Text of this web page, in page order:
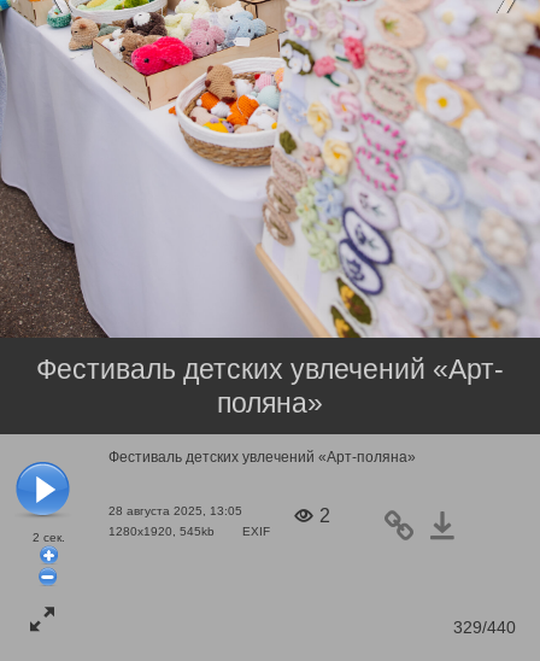
2 сек.
Фестиваль детских увлечений «Арт-поляна»
28 августа 2025, 13:05
1280x1920, 545kb
EXIF
2
329/440
Фестиваль детских увлечений «Арт-
поляна»